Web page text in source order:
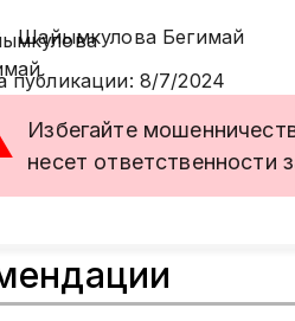
Шайымкулова Бегимай
публикации: 8/7/2024
Избегайте
несет ответственности